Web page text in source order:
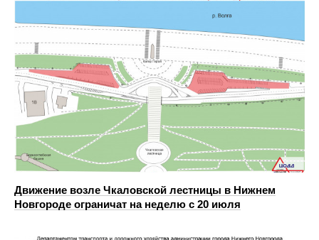
Движение возле Чкаловской лестницы в Нижнем
Новгороде ограничат на неделю с 20 июля